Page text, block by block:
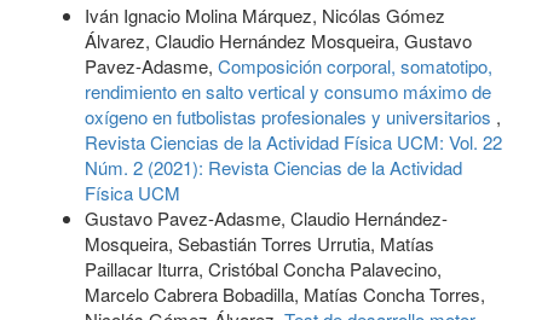
Iván Ignacio Molina Márquez, Nicólas Gómez
Álvarez, Claudio Hernández Mosqueira, Gustavo
Pavez-Adasme, Composición corporal, somatotipo,
rendimiento en salto vertical y consumo máximo de
oxígeno en futbolistas profesionales y universitarios ,
Revista Ciencias de la Actividad Física UCM: Vol. 22
Núm. 2 (2021): Revista Ciencias de la Actividad
Física UCM
Gustavo Pavez-Adasme, Claudio Hernández-
Mosqueira, Sebastián Torres Urrutia, Matías
Paillacar Iturra, Cristóbal Concha Palavecino,
Marcelo Cabrera Bobadilla, Matías Concha Torres,